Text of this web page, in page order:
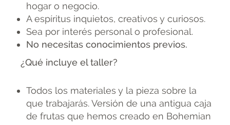
hogar o negocio.
A espíritus inquietos, creativos y curiosos.
Sea por interés personal o profesional.
No necesitas conocimientos previos.
¿Qué incluye el taller?
Todos los materiales y la pieza sobre la
que trabajarás. Versión de una antigua caja
de frutas que hemos creado en Bohemian